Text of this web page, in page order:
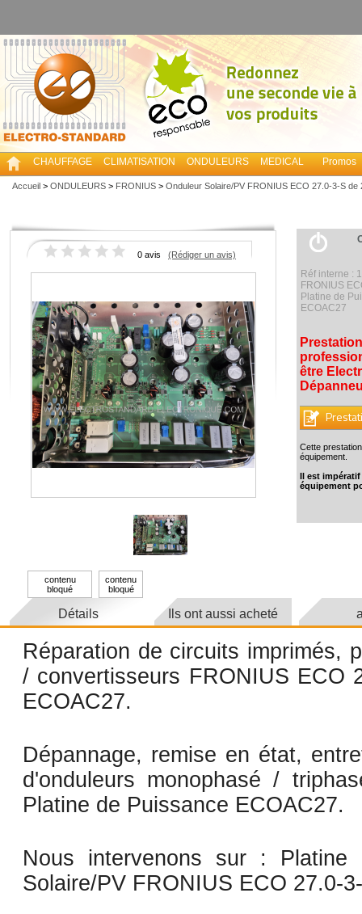
CHAUFFAGE CLIMATISATION ONDULEURS MEDICAL Promos
Accueil > ONDULEURS > FRONIUS > Onduleur Solaire/PV FRONIUS ECO 27.0-3-S
0 avis (Rédiger un avis)
contenu
bloqué
contenu
bloqué
Réf interne :
FRONIUS
Platine de
ECOAC27
être
Cette
équipement.
Il est
équipement
Détails Ils ont aussi acheté
Réparation de circuits imprimés,
/ convertisseurs FRONIUS ECO
ECOAC27.
Dépannage, remise en état,
d'onduleurs monophasé /
Platine de Puissance ECOAC27.
Nous intervenons sur : Platine
Solaire/PV FRONIUS ECO 27.0-